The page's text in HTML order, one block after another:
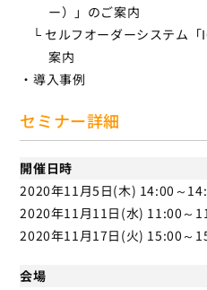
ー）」のご案内
└ セルフオーダーシステム
案内
・導入事例
セミナー詳細
開催日時
2020年11月5日(木) 14:00～
2020年11月11日(水) 11:00～
2020年11月17日(火) 15:00～
会場